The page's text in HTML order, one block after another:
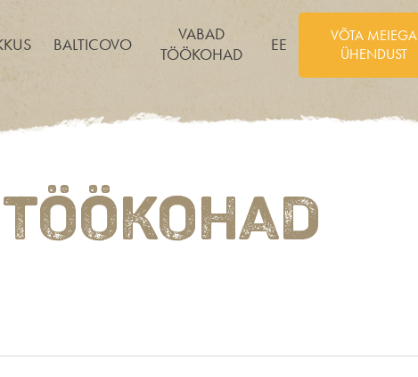
BALTICOVO
VABAD
TÖÖKOHAD
EE
VÕTA MEIEGA
ÜHENDUST